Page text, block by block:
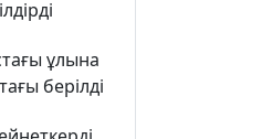
ұлына
берілді